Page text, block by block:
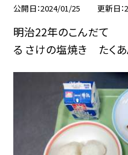
公開日 2024/01/25 更新日
明治22年のこんだて
る さけの塩焼き たく